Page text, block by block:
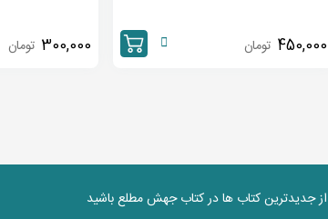
450,000 تومان 300,000 تومان
از جدیدترین کتاب ها در کتاب جهش مطلع باشید